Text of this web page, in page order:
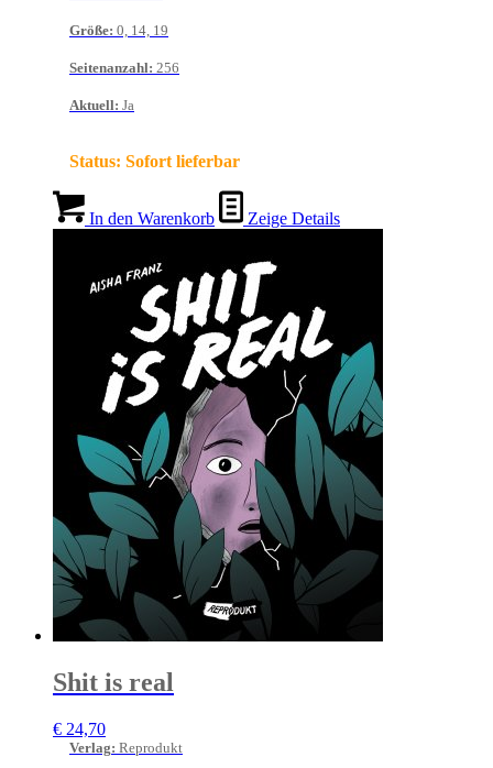
Größe: 0, 14, 19
Seitenanzahl: 256
Aktuell: Ja
Status: Sofort lieferbar
In den Warenkorb Zeige Details
Shit is real
€ 24,70
Verlag: Reprodukt